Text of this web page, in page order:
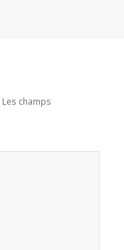
Les champs